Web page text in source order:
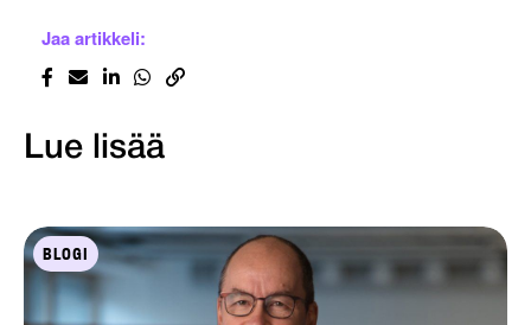
Jaa artikkeli:
Lue lisää
BLOGI